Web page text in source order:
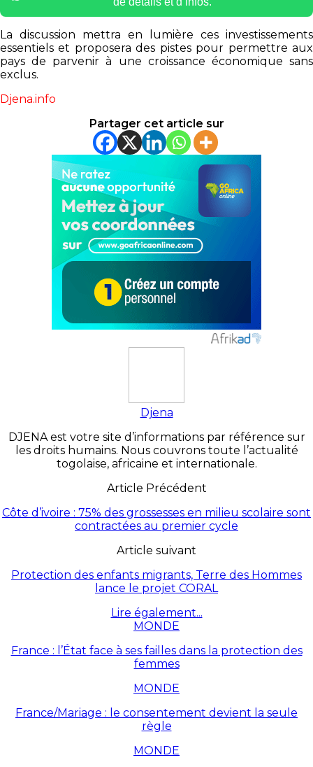
La discussion mettra en lumière ces investissements
essentiels et proposera des pistes pour permettre aux
pays de parvenir à une croissance économique sans
exclus.
Djena.info
Partager cet article sur
Djena
DJENA est votre site d’informations par référence sur
les droits humains. Nous couvrons toute l’actualité
togolaise, africaine et internationale.
Article Précédent
Côte d’ivoire : 75% des grossesses en milieu scolaire sont
contractées au premier cycle
Article suivant
Protection des enfants migrants, Terre des Hommes
lance le projet CORAL
Lire également...
MONDE
France : l’État face à ses failles dans la protection des
femmes
MONDE
France/Mariage : le consentement devient la seule
règle
MONDE